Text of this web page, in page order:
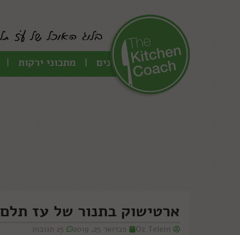
כל המתכונים מתכוני ירקות
ארטישוק בתנור של עז תלם
Oz Telem פברואר 25, 2019
25 תגובות